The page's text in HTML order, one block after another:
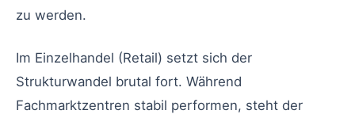
zu werden.
Im Einzelhandel (Retail) setzt sich der
Strukturwandel brutal fort. Während
Fachmarktzentren stabil performen, steht der